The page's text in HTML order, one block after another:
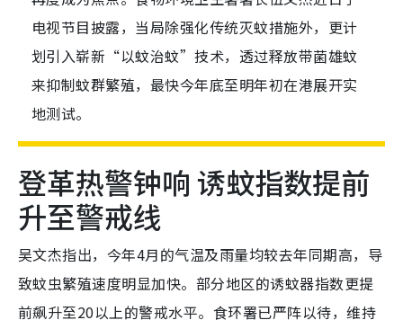
电视节目披露，当局除强化传统灭蚊措施外，更计
划引入崭新“以蚊治蚊”技术，透过释放带菌雄蚊
来抑制蚊群繁殖，最快今年底至明年初在港展开实
地测试。
登革热警钟响 诱蚊指数提前
升至警戒线
吴文杰指出，今年4月的气温及雨量均较去年同期高，导
致蚊虫繁殖速度明显加快。部分地区的诱蚊器指数更提
前飙升至20以上的警戒水平。食环署已严阵以待，维持